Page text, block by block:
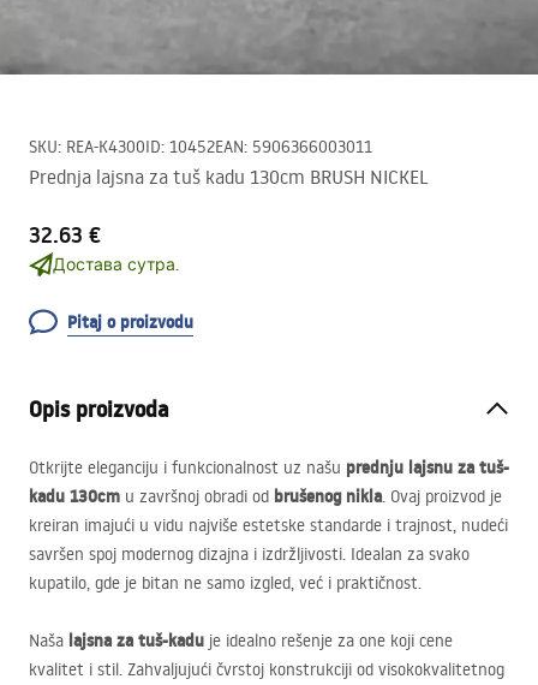
SKU: REA-K4300ID: 10452EAN: 5906366003011
Prednja lajsna za tuš kadu 130cm BRUSH NICKEL
32.63 €
Достава сутра.
Pitaj o proizvodu
Opis proizvoda
Otkrijte eleganciju i funkcionalnost uz našu prednju lajsnu za tuš-
kadu 130cm u završnoj obradi od brušenog nikla. Ovaj proizvod je
kreiran imajući u vidu najviše estetske standarde i trajnost, nudeći
savršen spoj modernog dizajna i izdržljivosti. Idealan za svako
kupatilo, gde je bitan ne samo izgled, već i praktičnost.
Naša lajsna za tuš-kadu je idealno rešenje za one koji cene
kvalitet i stil. Zahvaljujući čvrstoj konstrukciji od visokokvalitetnog